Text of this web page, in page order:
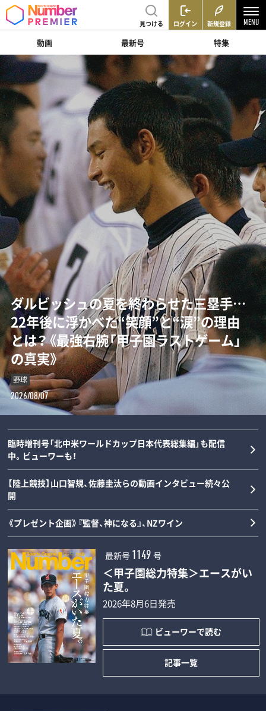
見つける ログイン 新規登録
動画 最新号 特集
ダルビッシュの夏を終わらせた三塁手…
22年後に浮かべた“笑顔”と“涙”の理由
とは？《最強右腕「甲子園ラストゲーム」
の真実》
野球
2026/08/07
「女の子が男装して校内へ!?」荒木大輔と
斎藤佑樹が語る甲子園フィーバーと“あ
の夏の匂い”「早実は横浜と同じタイプで
した」《スペシャル対談》
野球
2026/08/06
【甲子園】横浜高校の“歴代最強エース”は
誰なのか…松坂大輔と渡辺元智が語
る“背番号1”の条件「人間的には丹波し
かない」
野球
2026/08/05
「Qちゃん、マジで何してんの！」高橋尚子
の愛称を生んだ“裸にアルミホイル”と小
出義雄が書いた鬼メニュー「今日は日本
記録が練習…」《浜田雅功の対談連載》
陸上
2026/08/05
臨時増刊号「北中米ワールドカップ日本代表総集編」も配信
中。ビューワーも！
【陸上競技】山口智規、佐藤圭汰らの動画インタビュー続々公
開
《プレゼント企画》『監督、神になる』、NZワイン
最新号 1149 号
＜甲子園総力特集＞エースがい
た夏。
2026年8月6日発売
ビューワーで読む
記事一覧